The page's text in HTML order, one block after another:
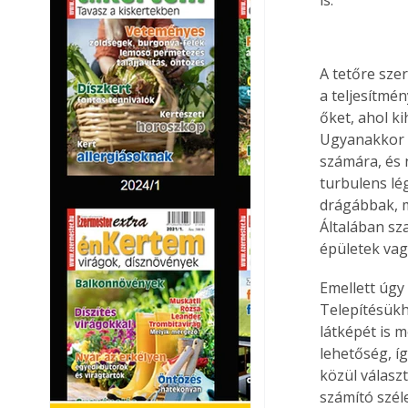
A tetőre
a
őket, ahol
számára, és
turbulens
drágábbak,
Általában
épületek
Emellett
látképét is
lehetőség,
közül
számító